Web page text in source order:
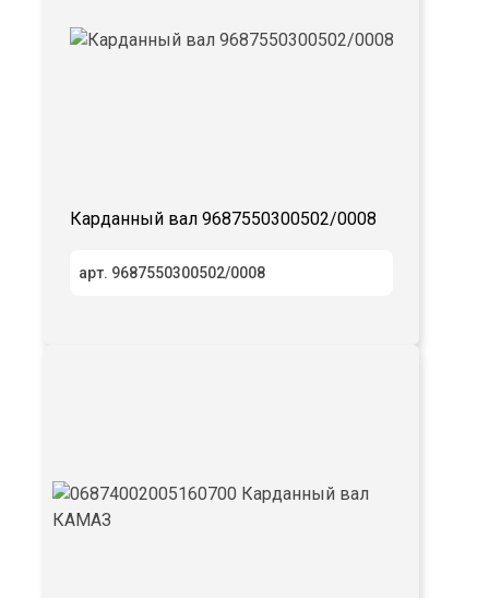
Карданный вал 9687550300502/0008
арт. 9687550300502/0008